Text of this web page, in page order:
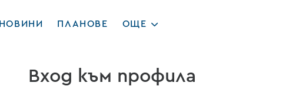
НОВИНИ ПЛАНОВЕ ОЩЕ
Вход към профила